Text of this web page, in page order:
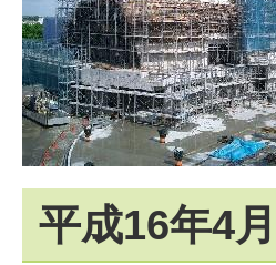
平成16年4